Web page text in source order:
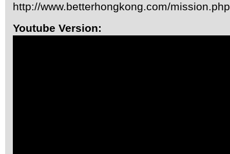
http://www.betterhongkong.com/
Youtube Version: